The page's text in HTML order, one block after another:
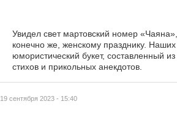
19 сентября 2023 - 15:40
Увидел свет мартовский номер
конечно же, женскому празднику. Наших читательниц ждёт
юмористический букет, составленный
стихов и прикольных анекдотов.